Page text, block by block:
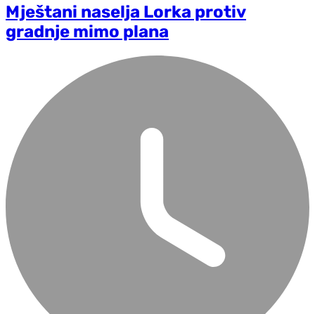
Mještani naselja Lorka protiv
gradnje mimo plana